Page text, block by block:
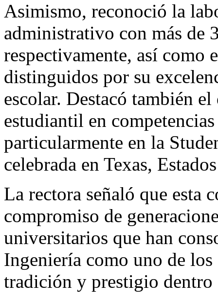
Asimismo, reconoció la
administrativo con más de
respectivamente, así como
distinguidos por su
escolar. Destacó también
estudiantil en
particularmente en la
celebrada en Texas,
La rectora señaló que esta
compromiso de
universitarios que han
Ingeniería como uno de los
tradición y prestigio